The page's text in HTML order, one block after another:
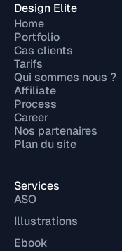
Design Elite
Home
Portfolio
Cas clients
Tarifs
Qui sommes nous ?
Affiliate
Process
Career
Nos partenaires
Plan du site
Services
ASO
Illustrations
Ebook